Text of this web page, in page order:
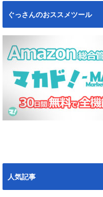
ぐっさんのおススメツール
人気記事